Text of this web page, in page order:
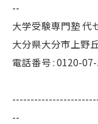
--
大学受験専門塾 代
大分県大分市上野
電話番号 : 0120-
--